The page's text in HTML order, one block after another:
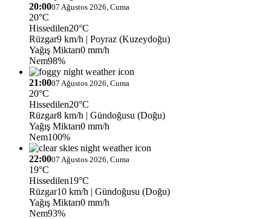
20:0007 Ağustos 2026, Cuma
20°C
Hissedilen20°C
Rüzgar9 km/h | Poyraz (Kuzeydoğu)
Yağış Miktarı0 mm/h
Nem98%
21:0007 Ağustos 2026, Cuma
20°C
Hissedilen20°C
Rüzgar8 km/h | Gündoğusu (Doğu)
Yağış Miktarı0 mm/h
Nem100%
22:0007 Ağustos 2026, Cuma
19°C
Hissedilen19°C
Rüzgar10 km/h | Gündoğusu (Doğu)
Yağış Miktarı0 mm/h
Nem93%